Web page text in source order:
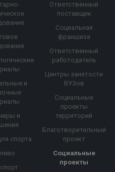
и
и
спорта
Ответственный
поставщик
Социальная
франшиза
Ответственный
работодатель
Центры занятости
ВУЗов
Социальные
проекты
территорий
Благотворительный
проект
Социальные
проекты